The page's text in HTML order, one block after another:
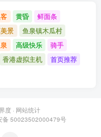
黄昏
鲜面条
景
鱼泉镇木瓜村
高级快乐
骑手
香港虚拟主机
首页推荐
度· 网站统计
备 50023502000479号